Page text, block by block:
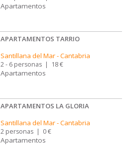
Apartamentos
APARTAMENTOS TARRIO
Santillana del Mar-Cantabria
2 - 6 personas | 18 €
Apartamentos
APARTAMENTOS LA GLORIA
Santillana del Mar-Cantabria
2 personas | 0 €
Apartamentos